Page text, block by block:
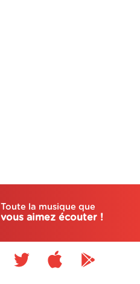
Toute la musique que
vous aimez écouter !